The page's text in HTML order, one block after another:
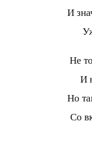
И
Не
И
Но
Со